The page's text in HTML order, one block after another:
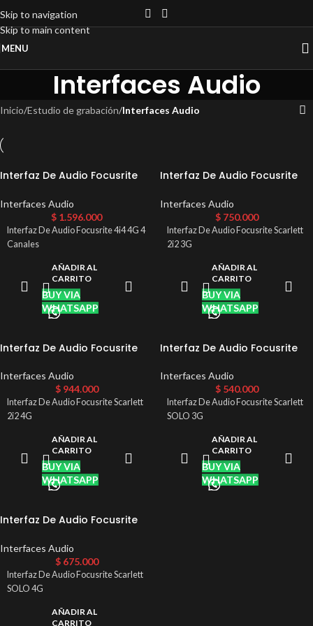
Skip to navigation
Skip to main content
MENU
Interfaces Audio
Inicio/Estudio de grabación/Interfaces Audio
Interfaz De Audio Focusrite
Interfaces Audio
$ 1.596.000
Interfaz De Audio Focusrite 4i4 4G 4
Canales
AÑADIR AL
CARRITO
BUY VIA
WHATSAPP
Interfaz De Audio Focusrite
Interfaces Audio
$750.000
Interfaz De Audio Focusrite Scarlett
2i2 3G
AÑADIR AL
CARRITO
BUY VIA
WHATSAPP
Interfaz De Audio Focusrite
Interfaces Audio
$944.000
Interfaz De Audio Focusrite Scarlett
2i2 4G
AÑADIR AL
CARRITO
BUY VIA
WHATSAPP
Interfaz De Audio Focusrite
Interfaces Audio
$540.000
Interfaz De Audio Focusrite Scarlett
SOLO 3G
AÑADIR AL
CARRITO
BUY VIA
WHATSAPP
Interfaz De Audio Focusrite
Interfaces Audio
$675.000
Interfaz De Audio Focusrite Scarlett
SOLO 4G
AÑADIR AL
CARRITO